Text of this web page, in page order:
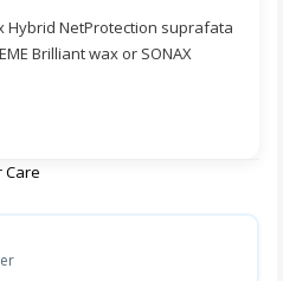
Hybrid NetProtection suprafata
Brilliant wax or SONAX
Care